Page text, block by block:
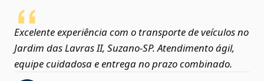
Excelente experiência com o transporte de veículos no
Jardim das Lavras II, Suzano‑SP. Atendimento ágil,
equipe cuidadosa e entrega no prazo combinado.